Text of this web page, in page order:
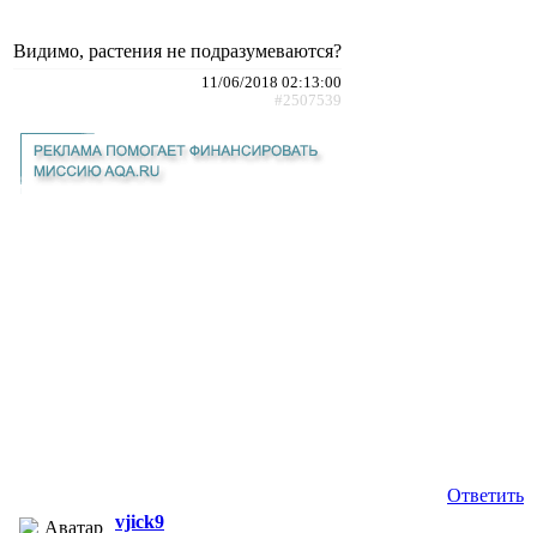
Видимо, растения не подразумеваются?
11/06/2018 02:13:00
#2507539
Ответить
vjick9